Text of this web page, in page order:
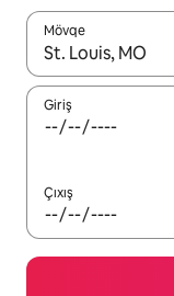
Mövqe
Nəticələr varsa,
Giriş
Çıxış